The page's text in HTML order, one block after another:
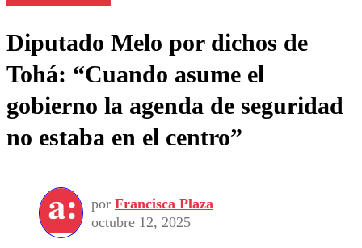
Diputado Melo por dichos de
Tohá: “Cuando asume el
gobierno la agenda de seguridad
no estaba en el centro”
por Francisca Plaza
octubre 12, 2025